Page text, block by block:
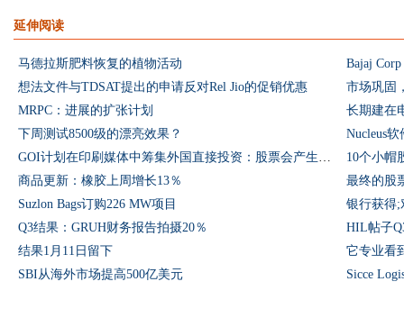
延伸阅读
马德拉斯肥料恢复的植物活动
Bajaj
想法文件与TDSAT提出的申请反对Rel Jio的促销优惠
市场巩固
MRPC：进展的扩张计划
长期建在
下周测试8500级的漂亮效果？
Nucleus
GOI计划在印刷媒体中筹集外国直接投资：股票会产生负面影响
10个小帽
商品更新：橡胶上周增长13％
最终的股
Suzlon Bags订购226 MW项目
银行获得;
Q3结果：GRUH财务报告拍摄20％
HIL帖子
结果1月11日留下
它专业看
SBI从海外市场提高500亿美元
Sicce